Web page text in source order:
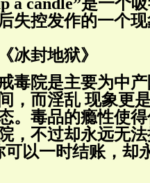
失控发作的一个现
冰封地狱》
毒院是主要为中
，而淫乱 现象更
。毒品的瘾性使
，不过却永远无
可以一时结账，却